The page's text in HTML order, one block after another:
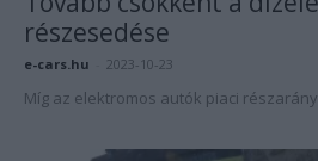
részesedése
e-cars.hu 2023-10-23
Míg az elektromos autók piaci